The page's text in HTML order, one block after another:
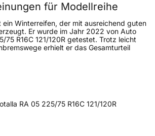
180 km/h
kg
für Modellreihe
ein Winterreifen, der mit ausreichend guten
Er wurde im Jahr 2022 von Auto
75 R16C 121/120R getestet. Trotz leicht
erhielt er das Gesamturteil
RA 05 225/75 R16C 121/120R